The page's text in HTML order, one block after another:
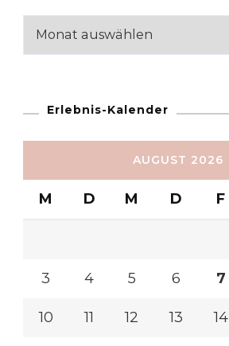
Reiseabschnitte
Erlebnis-Kalender
AUGUST 2026
M D M D F
3 4 5 6 7
10 11 12 13 14